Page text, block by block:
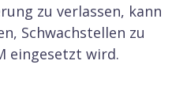
zu verlassen, kann
Schwachstellen zu
eingesetzt wird.